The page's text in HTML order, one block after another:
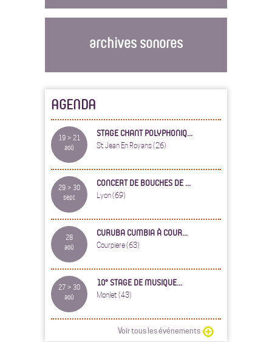
archives sonores
AGENDA
19 > 21
aoû
STAGE CHANT POLYPHONIQ...
St Jean En Royans (26)
29 > 30
sept
CONCERT DE BOUCHES DE ...
Lyon (69)
28
aoû
CURUBA CUMBIA À COUR...
Courpiere (63)
27 > 30
aoû
10° STAGE DE MUSIQUE...
Monlet (43)
Voir tous les événements